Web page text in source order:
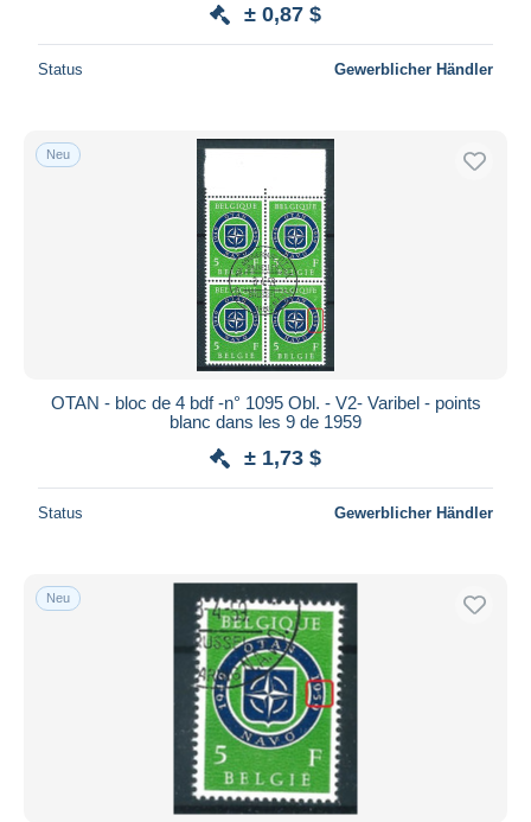
± 0,87 $
Status Gewerblicher Händler
Neu
OTAN - bloc de 4 bdf -n° 1095 Obl. - V2- Varibel - points
blanc dans les 9 de 1959
± 1,73 $
Status Gewerblicher Händler
Neu